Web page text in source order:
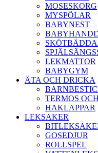
MOSESKORG
MYSPÖLAR
BABYNEST
LEKMATTOR
BABYGYM
ÄTA OCH DRICKA
TERMOS
HAKLAPPAR
LEKSAKER
GOSEDJUR
ROLLSPEL